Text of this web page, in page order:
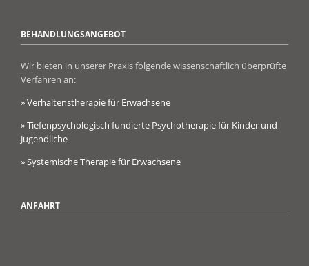
BEHANDLUNGSANGEBOT
Wir bieten in unserer Praxis folgende wissenschaftlich überprüfte
Verfahren an:
» Verhaltenstherapie für Erwachsene
» Tiefenpsychologisch fundierte Psychotherapie für Kinder und
Jugendliche
» Systemische Therapie für Erwachsene
ANFAHRT